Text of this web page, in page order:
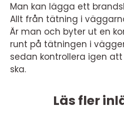
Man kan lägga ett
Allt från tätning i
Är man och byter ut en
runt på tätningen i
sedan kontrollera igen
ska.
Läs fler